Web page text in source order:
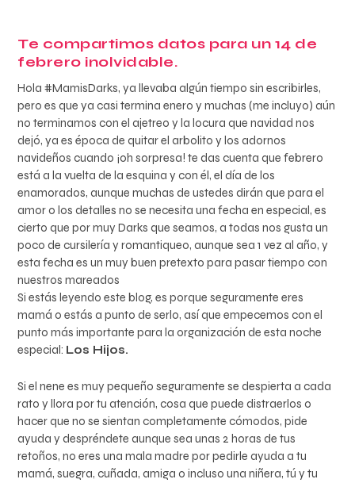
Te compartimos datos para un 14 de
febrero inolvidable.
Hola #MamisDarks, ya llevaba algún tiempo sin escribirles,
pero es que ya casi termina enero y muchas (me incluyo) aún
no terminamos con el ajetreo y la locura que navidad nos
dejó, ya es época de quitar el arbolito y los adornos
navideños cuando ¡oh sorpresa! te das cuenta que febrero
está a la vuelta de la esquina y con él, el día de los
enamorados, aunque muchas de ustedes dirán que para el
amor o los detalles no se necesita una fecha en especial, es
cierto que por muy Darks que seamos, a todas nos gusta un
poco de cursilería y romantiqueo, aunque sea 1 vez al año, y
esta fecha es un muy buen pretexto para pasar tiempo con
nuestros mareados
Si estás leyendo este blog, es porque seguramente eres
mamá o estás a punto de serlo, así que empecemos con el
punto más importante para la organización de esta noche
especial: Los Hijos.
Si el nene es muy pequeño seguramente se despierta a cada
rato y llora por tu atención, cosa que puede distraerlos o
hacer que no se sientan completamente cómodos, pide
ayuda y despréndete aunque sea unas 2 horas de tus
retoños, no eres una mala madre por pedirle ayuda a tu
mamá, suegra, cuñada, amiga o incluso una niñera, tú y tu